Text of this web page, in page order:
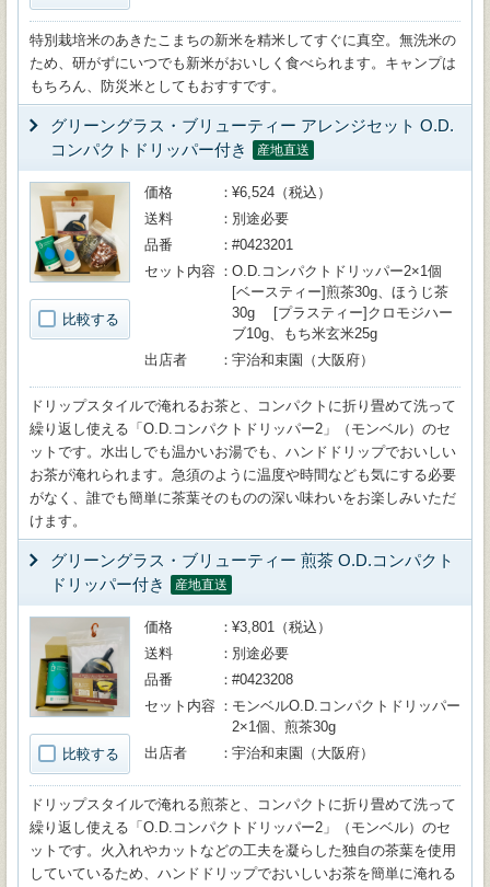
特別栽培米のあきたこまちの新米を精米してすぐに真空。無洗米の
ため、研がずにいつでも新米がおいしく食べられます。キャンプは
もちろん、防災米としてもおすすです。
グリーングラス・ブリューティー アレンジセット O.D.
コンパクトドリッパー付き
産地直送
比較する
価格
¥6,524（税込）
送料
別途必要
品番
#0423201
セット内容
O.D.コンパクトドリッパー2×1個
[ベースティー]煎茶30g、ほうじ茶
30g [プラスティー]クロモジハー
ブ10g、もち米玄米25g
出店者
宇治和束園（大阪府）
ドリップスタイルで淹れるお茶と、コンパクトに折り畳めて洗って
繰り返し使える「O.D.コンパクトドリッパー2」（モンベル）のセ
ットです。水出しでも温かいお湯でも、ハンドドリップでおいしい
お茶が淹れられます。急須のように温度や時間なども気にする必要
がなく、誰でも簡単に茶葉そのものの深い味わいをお楽しみいただ
けます。
グリーングラス・ブリューティー 煎茶 O.D.コンパクト
ドリッパー付き
産地直送
比較する
価格
¥3,801（税込）
送料
別途必要
品番
#0423208
セット内容
モンベルO.D.コンパクトドリッパー
2×1個、煎茶30g
出店者
宇治和束園（大阪府）
ドリップスタイルで淹れる煎茶と、コンパクトに折り畳めて洗って
繰り返し使える「O.D.コンパクトドリッパー2」（モンベル）のセ
ットです。火入れやカットなどの工夫を凝らした独自の茶葉を使用
していているため、ハンドドリップでおいしいお茶を簡単に淹れる